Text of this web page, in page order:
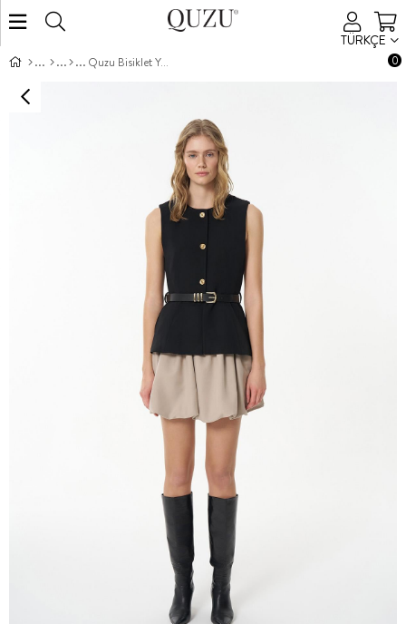
TÜRKÇE
0
Quzu Bisiklet Yaka Kemerli Yelek Siyah